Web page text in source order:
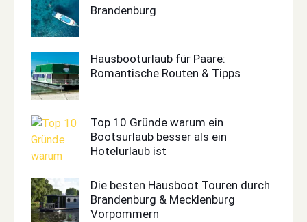
Brandenburg
Hausbooturlaub für Paare:
Romantische Routen & Tipps
Top 10 Gründe warum ein
Bootsurlaub besser als ein
Hotelurlaub ist
Die besten Hausboot Touren durch
Brandenburg & Mecklenburg
Vorpommern